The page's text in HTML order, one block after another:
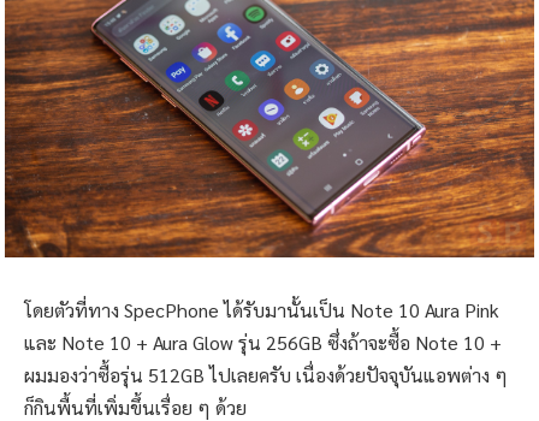
โดยตัวที่ทาง SpecPhone ได้รับมานั้นเป็น Note 10 Aura Pink
และ Note 10 + Aura Glow รุ่น 256GB ซึ่งถ้าจะซื้อ Note 10 +
ผมมองว่าซื้อรุ่น 512GB ไปเลยครับ เนื่องด้วยปัจจุบันแอพต่าง ๆ
ก็กินพื้นที่เพิ่มขึ้นเรื่อย ๆ ด้วย